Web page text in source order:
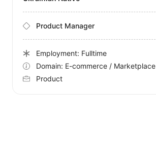
Product Manager
Employment: Fulltime
Domain: E-commerce / Marketplace
Product